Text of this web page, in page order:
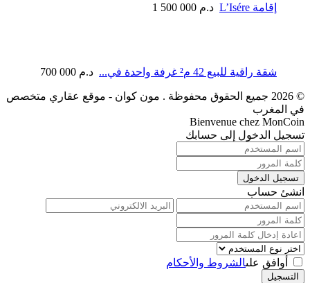
إقامة L’Isére
شقة راقية للبيع 42 م² غرفة واحدة في...
© 2026 جميع الحقوق محفوظة . مون كوان - موقع عقاري متخصص
في المغرب
Bienvenue chez MonCoin
تسجيل الدخول إلى حسابك
تسجيل الدخول
انشئ حساب
أوافق علىالشروط والأحكام
التسجيل